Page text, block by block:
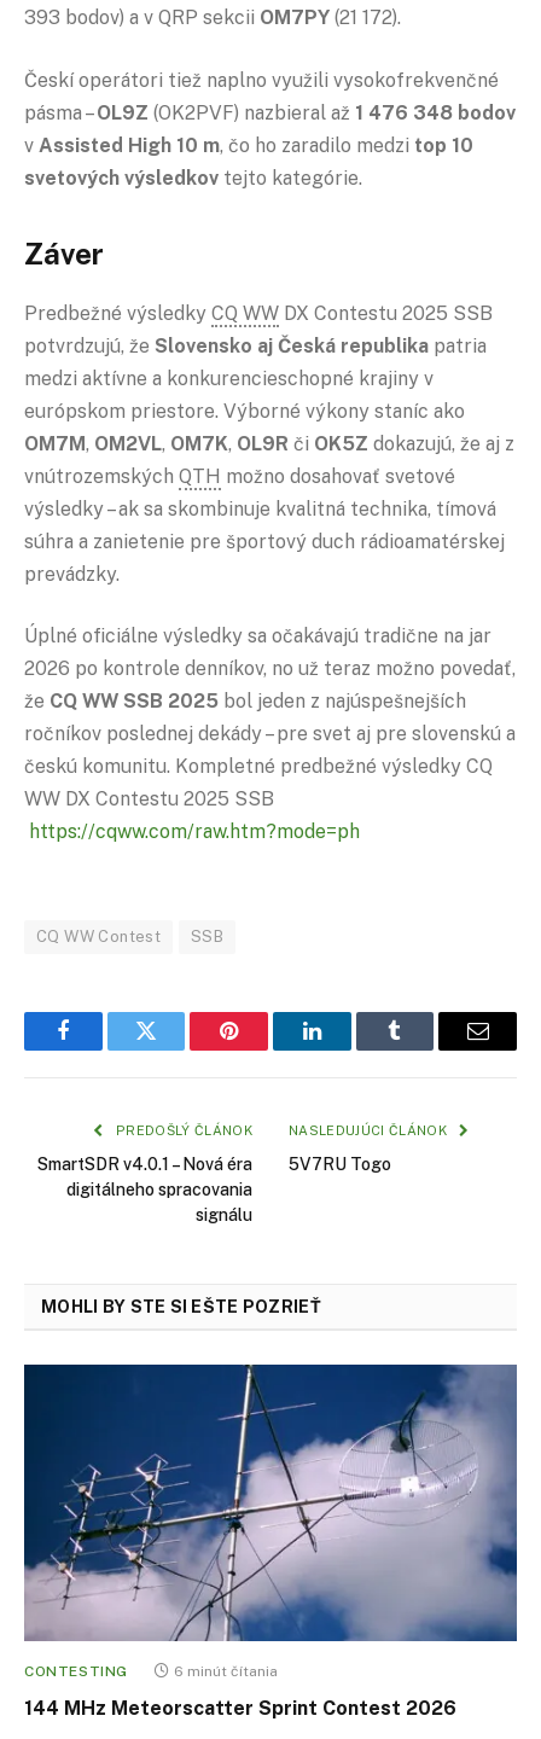
393 bodov) a v QRP sekcii OM7PY (21 172).
Českí operátori tiež naplno využili vysokofrekvenčné
pásma –OL9Z (OK2PVF) nazbieral až 1 476 348 bodov
v Assisted High 10 m, čo ho zaradilo medzi top 10
svetových výsledkov tejto kategórie.
Záver
Predbežné výsledky CQ WW DX Contestu 2025 SSB
potvrdzujú, že Slovensko aj Česká republika patria
medzi aktívne a konkurencieschopné krajiny v
európskom priestore. Výborné výkony staníc ako
OM7M, OM2VL, OM7K, OL9R či OK5Z dokazujú, že aj z
vnútrozemských QTH možno dosahovať svetové
výsledky – ak sa skombinuje kvalitná technika, tímová
súhra a zanietenie pre športový duch rádioamatérskej
prevádzky.
Úplné oficiálne výsledky sa očakávajú tradične na jar
2026 po kontrole denníkov, no už teraz možno povedať,
že CQ WW SSB 2025 bol jeden z najúspešnejších
ročníkov poslednej dekády – pre svet aj pre slovenskú a
českú komunitu. Kompletné predbežné výsledky CQ
WW DX Contestu 2025 SSB
https://cqww.com/raw.htm?mode=ph
CQ WW Contest SSB
FacebookTwitter Pinterest LinkedInTumblr Email
PREDOŠLÝ ČLÁNOK
SmartSDR v4.0.1 – Nová éra
digitálneho spracovania
signálu
NASLEDUJÚCI ČLÁNOK
5V7RU Togo
MOHLI BY STE SI EŠTE POZRIEŤ
CONTESTING 6 minút čítania
144 MHz Meteorscatter Sprint Contest 2026